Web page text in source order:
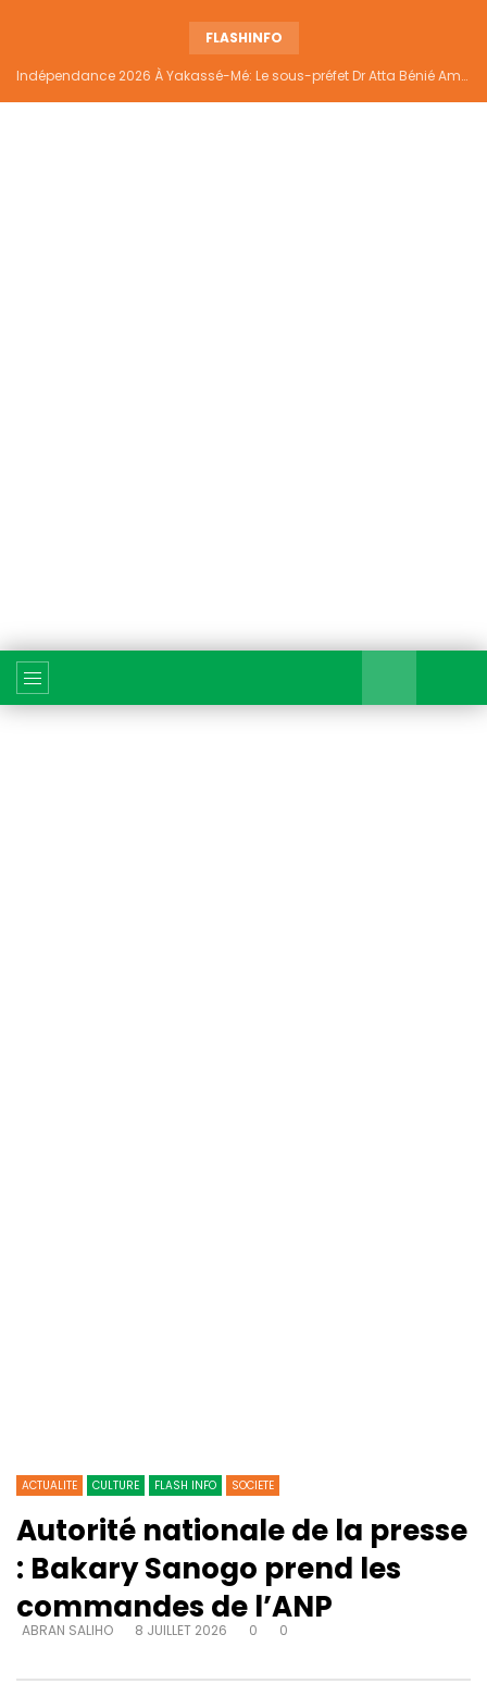
FLASHINFO
Indépendance 2026 À Yakassé-Mé: Le sous-préfet Dr Atta Bénié Amédé appelle à l’unité, à la sécurité et au développement
ACTUALITE CULTURE FLASH INFO SOCIETE
Autorité nationale de la presse
: Bakary Sanogo prend les
commandes de l’ANP
ABRAN SALIHO 8 JUILLET 2026 0 0